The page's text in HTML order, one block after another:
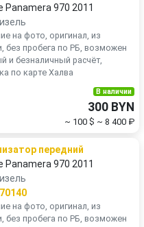
Panamera 970 2011
на фото, оригинал, из
без пробега по РБ, возможен
и безналичный расчёт,
по карте Халва
В наличии
300 BYN
~ 100 $ ~ 8 400 ₽
передний
Panamera 970 2011
на фото, оригинал, из
без пробега по РБ, возможен